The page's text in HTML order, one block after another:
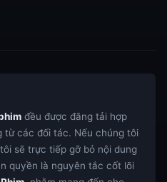
đều được đăng tải hợp
từ các đối tác. Nếu chúng tôi
sẽ trực tiếp gỡ bỏ nội dung
quyền là nguyên tắc cốt lõi